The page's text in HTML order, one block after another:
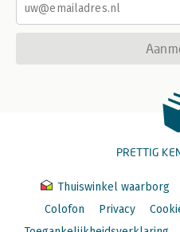
PRETTIG
Thuiswinkel waarborg
Colofon
Privacy